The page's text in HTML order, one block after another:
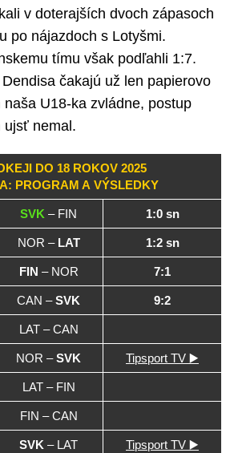
v doterajších dvoch zápasoch
po nájazdoch s Lotyšmi.
tímu však podľahli 1:7.
čakajú už len papierovo
U18-ka zvládne, postup
ujsť nemal.
DO 18 ROKOV 2025
PROGRAM A VÝSLEDKY
SVK – FIN 1:0 sn
NOR – LAT 1:2 sn
FIN – NOR 7:1
CAN –SVK 9:2
LAT – CAN
NOR –SVK Tipsport TV ▶️
LAT – FIN
FIN – CAN
SVK – LAT Tipsport TV ▶️